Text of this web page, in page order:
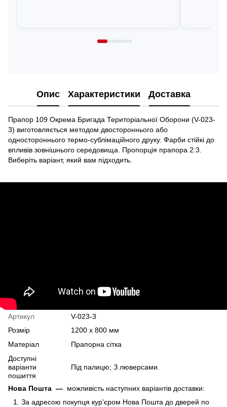
Опис Характеристики Доставка
Прапор 109 Окрема Бригада Територіальної Оборони (V-023-
3) виготовляється методом двостороннього або
одностороннього термо-сублімаційного друку. Фарби стійкі до
впливів зовнішнього середовища. Пропорція прапора 2:3.
Виберіть варіант, який вам підходить.
Артикул
V-023-3
Розмір
1200 х 800 мм
Матеріал
Прапорна сітка
Доступні
варіанти
пошиття
Під палицю; З люверсами.
Нова Пошта — можливість наступних варіантів доставки:
За адресою покупця кур'єром Нова Пошта до дверей по